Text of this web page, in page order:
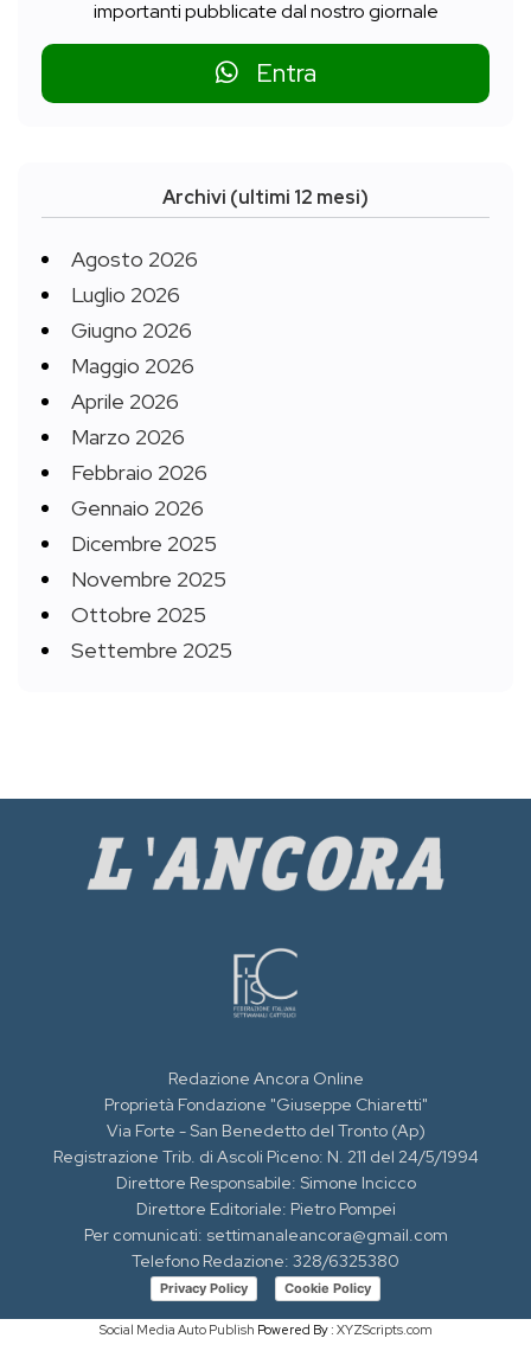
importanti pubblicate dal nostro giornale
Entra
Archivi (ultimi 12 mesi)
Agosto 2026
Luglio 2026
Giugno 2026
Maggio 2026
Aprile 2026
Marzo 2026
Febbraio 2026
Gennaio 2026
Dicembre 2025
Novembre 2025
Ottobre 2025
Settembre 2025
Redazione Ancora Online
Proprietà Fondazione "Giuseppe Chiaretti"
Via Forte - San Benedetto del Tronto (Ap)
Registrazione Trib. di Ascoli Piceno: N. 211 del 24/5/1994
Direttore Responsabile: Simone Incicco
Direttore Editoriale: Pietro Pompei
Per comunicati: settimanaleancora@gmail.com
Telefono Redazione: 328/6325380
Privacy Policy Cookie Policy
Social Media Auto Publish Powered By : XYZScripts.com